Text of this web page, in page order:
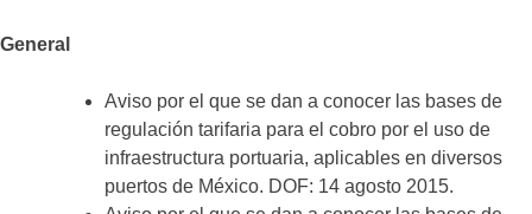
General
Aviso por el que se dan a conocer las bases de
regulación tarifaria para el cobro por el uso de
infraestructura portuaria, aplicables en diversos
puertos de México. DOF: 14 agosto 2015.